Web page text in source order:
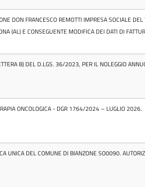
DON FRANCESCO REMOTTI IMPRESA SOCIALE
(AL) E CONSEGUENTE MODIFICA DEI DATI DI
B) DEL D.LGS. 36/2023, PER IL NOLEGGIO
ONCOLOGICA - DGR 1764/2024 – LUGLIO 2026.
UNICA DEL COMUNE DI BIANZONE SO0090.